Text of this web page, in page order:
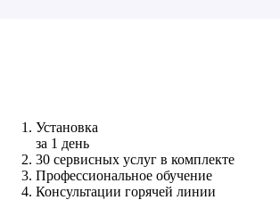
Установка
за 1 день
30 сервисных услуг в комплекте
Профессиональное обучение
Консультации горячей линии